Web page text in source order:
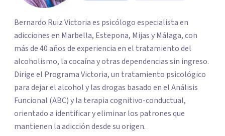
Bernardo Ruiz Victoria es psicólogo especialista en
adicciones en Marbella, Estepona, Mijas y Málaga, con
más de 40 años de experiencia en el tratamiento del
alcoholismo, la cocaína y otras dependencias sin ingreso.
Dirige el Programa Victoria, un tratamiento psicológico
para dejar el alcohol y las drogas basado en el Análisis
Funcional (ABC) y la terapia cognitivo-conductual,
orientado a identificar y eliminar los patrones que
mantienen la adicción desde su origen.